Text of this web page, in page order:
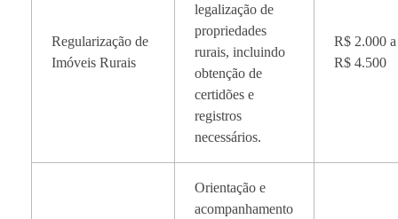
Regularização de
Imóveis Rurais
legalização de
propriedades
rurais, incluindo
obtenção de
certidões e
registros
necessários.
R$ 2.000 a
R$ 4.500
Orientação e
acompanhamento